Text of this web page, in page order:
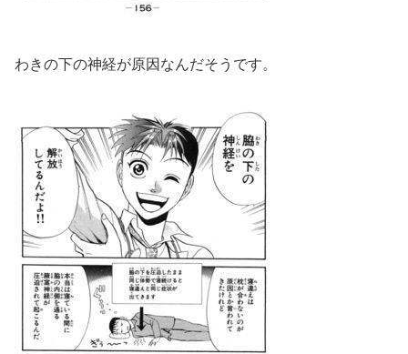
わきの下の神経が原因なんだそうです。